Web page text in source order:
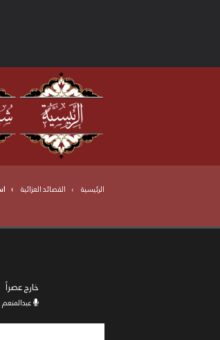
الرئيسية القصائد العزائية
خارج عصراً